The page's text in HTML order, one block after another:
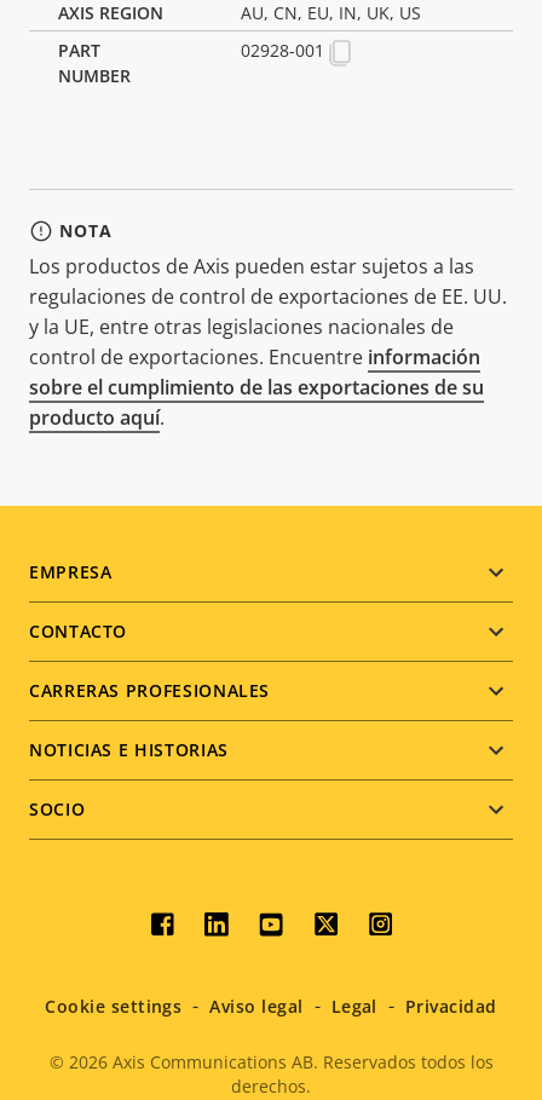
AU, CN, EU, IN, UK, US
02928-001
NOTA
Los productos de Axis pueden estar sujetos a las
regulaciones de control de exportaciones de EE. UU.
y la UE, entre otras legislaciones nacionales de
control de exportaciones. Encuentre información
sobre el cumplimiento de las exportaciones de su
producto aquí.
Footer
menu
EMPRESA
CONTACTO
CARRERAS PROFESIONALES
NOTICIAS E HISTORIAS
SOCIO
Social
menu
© 2026Axis Communications AB. Reservados todos los
derechos.
Cookie settings Aviso legal Legal Privacidad